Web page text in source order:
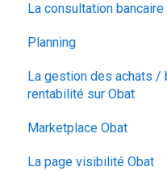
La signature
La consultation bancaire
Planning
Planning
La gestion des achats /
rentabilité sur Obat
Marketplace Obat
La page visibilité Obat